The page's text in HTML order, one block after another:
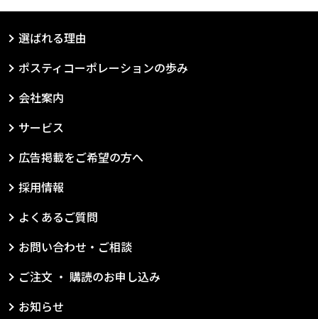
選ばれる理由
ポスティコーポレーションの歩み
会社案内
サービス
広告掲載をご希望の方へ
採用情報
よくあるご質問
お問い合わせ・ご相談
ご注文 ・ 購読のお申し込み
お知らせ